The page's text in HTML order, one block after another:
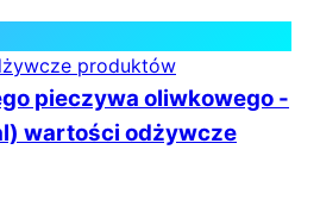
produktów
pieczywa oliwkowego -
wartości odżywcze